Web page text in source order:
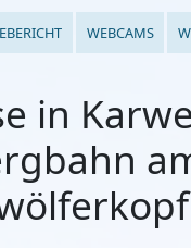
WEBCAMS
in